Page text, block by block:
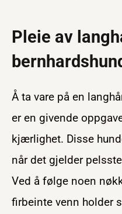
Pleie av
Å ta vare på en
er en givende
kjærlighet. Disse
når det gjelder
Ved å følge noen
firbeinte venn holder